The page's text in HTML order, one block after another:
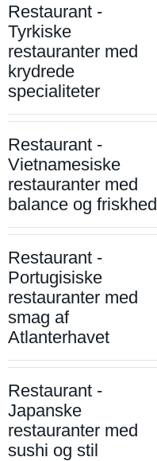
Restaurant -
Tyrkiske
restauranter med
krydrede
specialiteter
Restaurant -
Vietnamesiske
restauranter med
balance og friskhed
Restaurant -
Portugisiske
restauranter med
smag af
Atlanterhavet
Restaurant -
Japanske
restauranter med
sushi og stil